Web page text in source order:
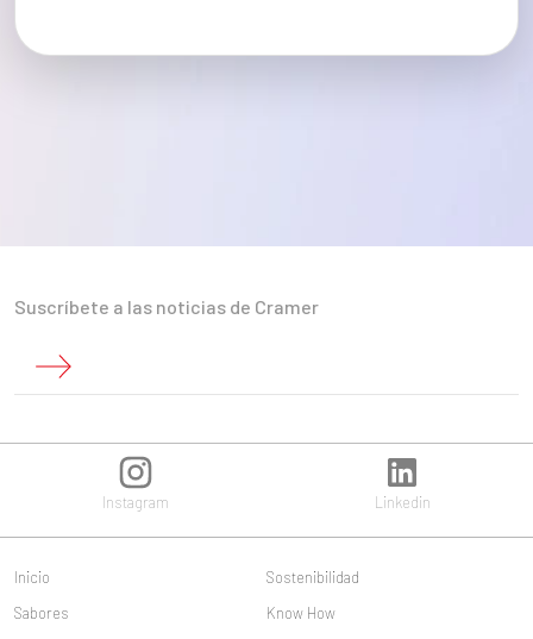
Suscríbete a las noticias de Cramer
Instagram Linkedin
Inicio
Sabores
Sostenibilidad
Know How